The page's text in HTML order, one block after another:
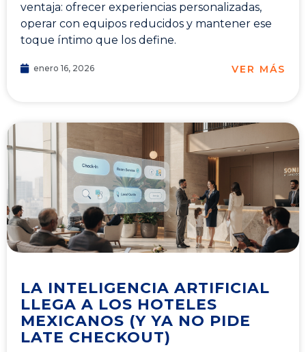
ventaja: ofrecer experiencias personalizadas,
operar con equipos reducidos y mantener ese
toque íntimo que los define.
enero 16, 2026 VER MÁS
LA INTELIGENCIA ARTIFICIAL
LLEGA A LOS HOTELES
MEXICANOS (Y YA NO PIDE
LATE CHECKOUT)